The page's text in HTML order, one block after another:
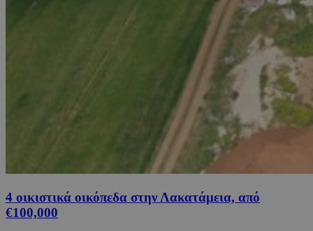
4 οικιστικά οικόπεδα στην Λακατάμεια, από
€100,000